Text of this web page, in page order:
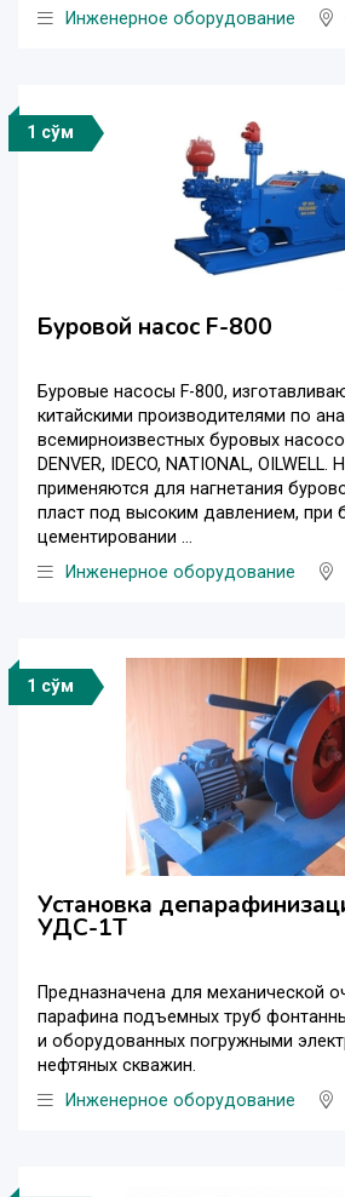
Инженерное оборудование
1 сўм
Буровой насос F-800
Буровые насосы F-800,
китайскими производителями по
всемирноизвестных буровых
DENVER, IDECO, NATIONAL,
применяются для нагнетания
пласт под высоким давлением, при
цементировании ...
Инженерное оборудование
1 сўм
Установка
УДС-1Т
Предназначена для механической
парафина подъемных труб
и оборудованных погружными
нефтяных скважин.
Инженерное оборудование